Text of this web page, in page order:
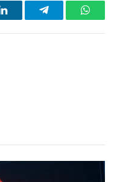
LinkedInTelegram